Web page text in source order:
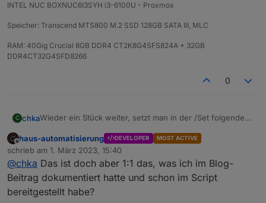
INTEL NUC BOXNUC6I3SYH i3-6100U - Proxmox
Speicher: Transcend MTS800 M.2 SSD 128GB SATA III, MLC
RAM: 40Gig Crucial 8GB DDR4 CT2K8G4SFS824A + 32GB
DDR4CT32G4SFD8266
0
C chkaWieder ein Stück weiter, setzt man in der /Set folgendes
Jetzt muss es noch in das Script rein.
enable = 1 AN
enable = 0 AUS
{
  "params": {
    "enabled": 1,
    "out_freq": 255,
Offline
haus-automatisierung DEVELOPER MOST ACTIVE
schrieb am 1. März 2023, 15:40
zuletzt editiert von
@chka Das ist doch aber 1:1 das, was ich im Blog-
Beitrag dokumentiert hatte und schon im Script
bereitgestellt habe?